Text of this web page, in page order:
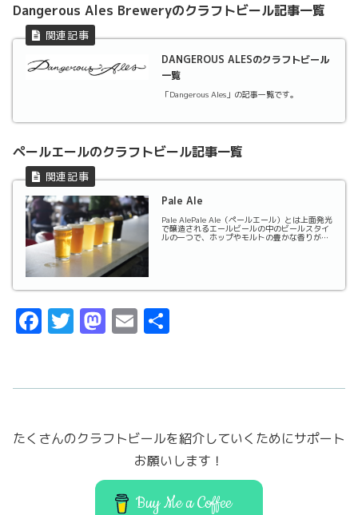
Dangerous Ales Breweryのクラフトビール記事一覧
DANGEROUS ALESのクラフトビール
一覧
「Dangerous Ales」の記事一覧です。
ペールエールのクラフトビール記事一覧
Pale Ale
Pale AlePale Ale（ペールエール）とは上面発光
で醸造されるエールビールの中のビールスタイ
ルの一つで、ホップやモルトの豊かな香りが特
F
e
b
o
T
t
er
M
o
o
n
E
l
たくさんのクラフトビールを紹介していくためにサポート
お願いします！
Buy Me a Coffee